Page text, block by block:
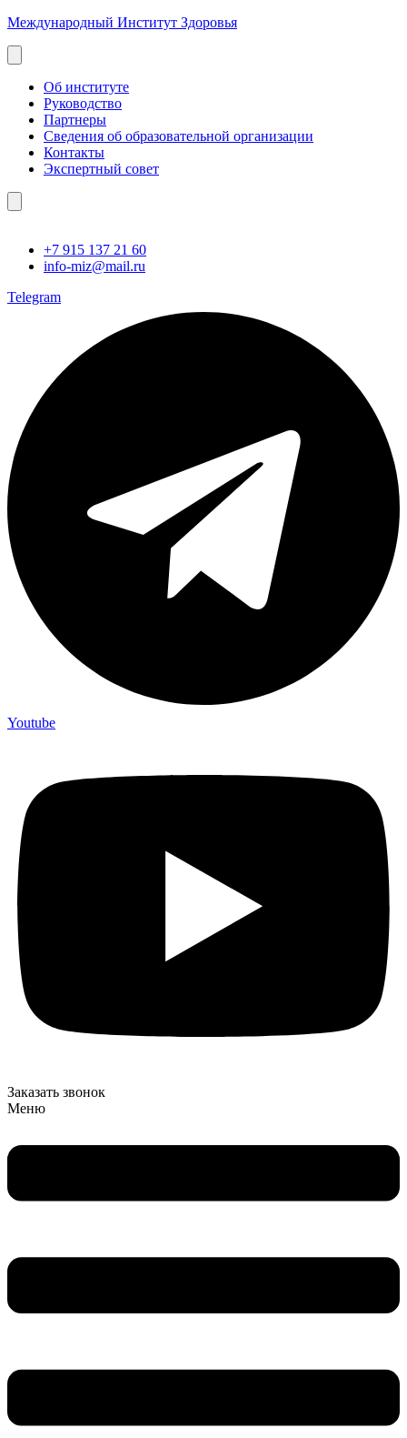
Международный Институт Здоровья
Об институте
Руководство
Партнеры
Сведения об образовательной организации
Контакты
Экспертный совет
+7 915 137 21 60
info-miz@mail.ru
Telegram
Youtube
Заказать звонок
Меню